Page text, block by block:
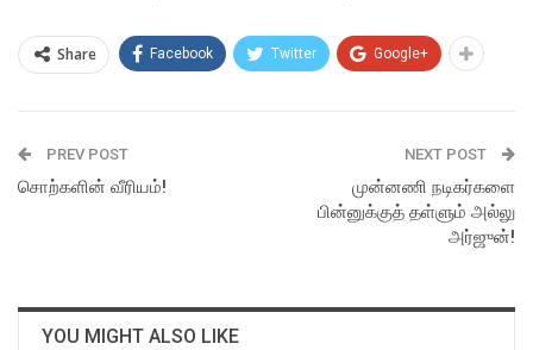
Share Facebook Twitter Google+
PREV POST
சொற்களின் வீரியம்!
NEXT POST
முன்னணி நடிகர்களை
பின்னுக்குத் தள்ளும் அல்லு
அர்ஜுன்!
YOU MIGHT ALSO LIKE